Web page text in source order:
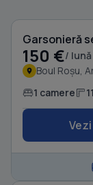
150 €/ lună
Boul Roșu,
1 camere